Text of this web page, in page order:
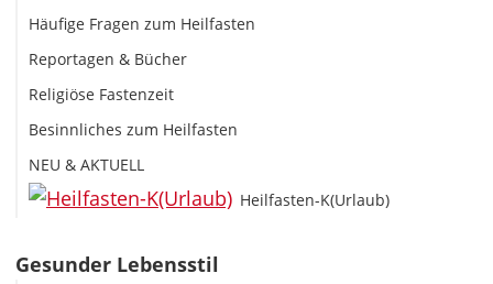
Häufige Fragen zum Heilfasten
Reportagen & Bücher
Religiöse Fastenzeit
Besinnliches zum Heilfasten
NEU & AKTUELL
Heilfasten-K(Urlaub)
Gesunder Lebensstil